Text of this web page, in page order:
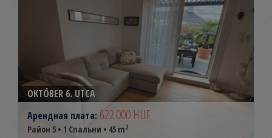
OKTÓBER 6. UTCA
Арендная плата: 622.000 HUF
Район 5 • 1 Спальни • 45 m2